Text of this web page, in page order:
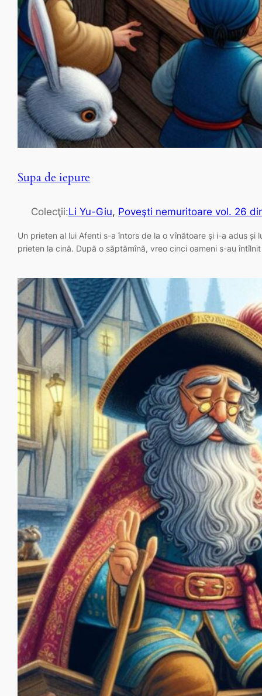
Supa de iepure
Colecţii:Li Yu-Giu, Poveşti nemuritoare vol. 26
Un prieten al lui Afenti s-a întors de la o vînătoare şi i-a adus
prieten la cină. După o săptămînă, vreo cinci oameni s-au